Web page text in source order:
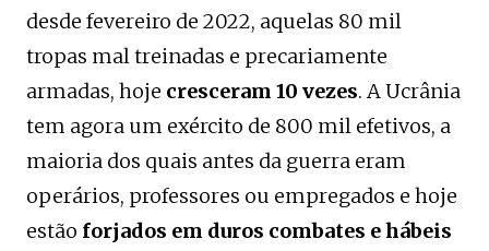
desde fevereiro de 2022, aquelas 80 mil
tropas mal treinadas e precariamente
armadas, hoje cresceram 10 vezes. A Ucrânia
tem agora um exército de 800 mil efetivos, a
maioria dos quais antes da guerra eram
operários, professores ou empregados e hoje
estão forjados em duros combates e hábeis